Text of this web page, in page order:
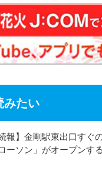
みたい
続報】金剛駅東出口すぐ
ローソン」がオープンす